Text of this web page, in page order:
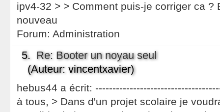
ipv4-32 > > Comment puis-je corriger ca ?
nouveau
Forum: Administration
5. Re: Booter un noyau seul
(Auteur: vincentxavier)
hebus44 a écrit:
à tous, > Dans d'un projet scolaire je